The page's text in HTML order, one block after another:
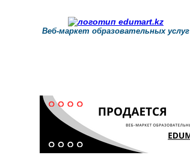
Веб-маркет образовательных услуг